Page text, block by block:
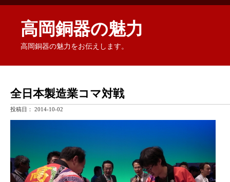
高岡銅器の魅力
高岡銅器の魅力をお伝えします。
全日本製造業コマ対戦
投稿日： 2014-10-02